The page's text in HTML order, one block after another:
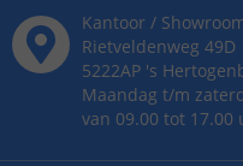
Kantoor /
Rietveldenweg 49D
5222AP 's
Maandag t/m
van 09.00 tot 17.00